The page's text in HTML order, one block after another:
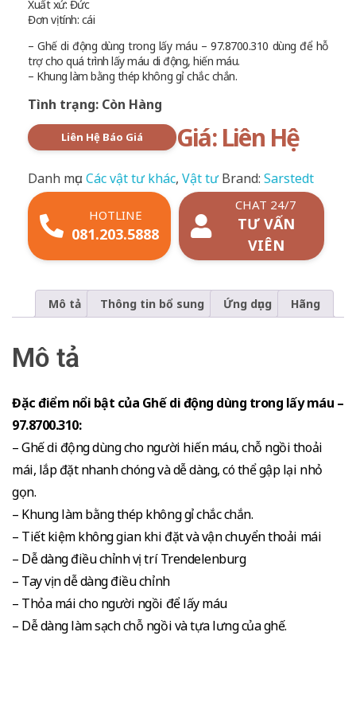
Tình trạng: Còn Hàng
Giá: Liên Hệ
Liên Hệ Báo Giá
Xuất xứ: Đức
Đơn vị tính: cái
– Ghế di động dùng trong lấy máu – 97.8700.310 dùng để hỗ
trợ cho quá trình lấy máu di động, hiến máu.
– Khung làm bằng thép không gỉ chắc chắn.
HOTLINE
081.203.5888
CHAT 24/7
TƯ VẤN
VIÊN
Danh mục: Các vật tư khác, Vật tư Brand: Sarstedt
Mô tả Thông tin bổ sung Ứng dụng Hãng
Mô tả
Đặc điểm nổi bật của Ghế di động dùng trong lấy máu –
97.8700.310:
– Ghế di động dùng cho người hiến máu, chỗ ngồi thoải
mái, lắp đặt nhanh chóng và dễ dàng, có thể gập lại nhỏ
gọn.
– Khung làm bằng thép không gỉ chắc chắn.
– Tiết kiệm không gian khi đặt và vận chuyển thoải mái
– Dễ dàng điều chỉnh vị trí Trendelenburg
– Tay vịn dễ dàng điều chỉnh
– Thỏa mái cho người ngồi để lấy máu
– Dễ dàng làm sạch chỗ ngồi và tựa lưng của ghế.